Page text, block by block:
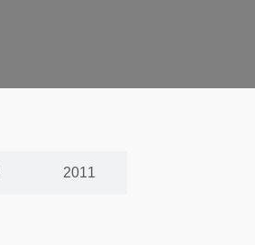
2011